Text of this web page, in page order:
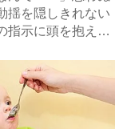
揺を隠しきれない
指示に頭を抱え…